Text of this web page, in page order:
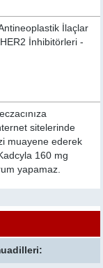
İlaçlar
İnhibitörleri -
sitelerinde
muayene ederek
160 mg
yapamaz.